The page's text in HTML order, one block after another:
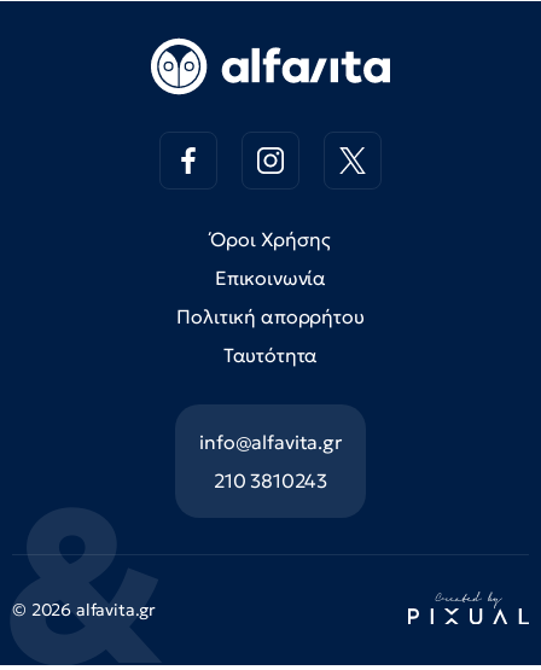
Όροι Χρήσης
Επικοινωνία
Πολιτική απορρήτου
Ταυτότητα
info@alfavita.gr
210 3810243
© 2026 alfavita.gr